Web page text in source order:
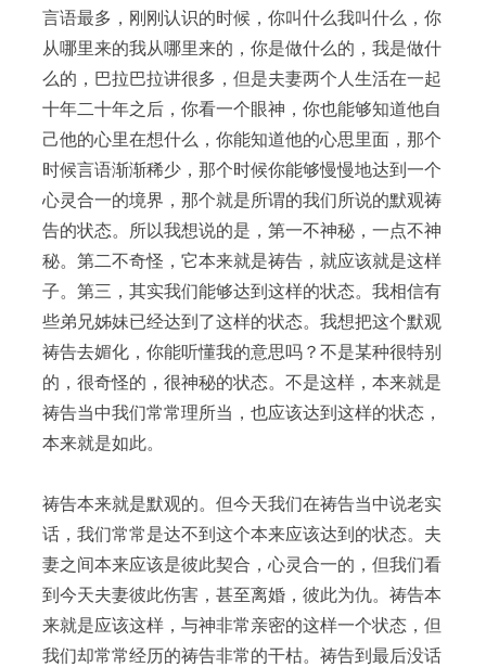
言语最多，刚刚认识的时候，你叫什么我叫什么，你
从哪里来的我从哪里来的，你是做什么的，我是做什
么的，巴拉巴拉讲很多，但是夫妻两个人生活在一起
十年二十年之后，你看一个眼神，你也能够知道他自
己他的心里在想什么，你能知道他的心思里面，那个
时候言语渐渐稀少，那个时候你能够慢慢地达到一个
心灵合一的境界，那个就是所谓的我们所说的默观祷
告的状态。所以我想说的是，第一不神秘，一点不神
秘。第二不奇怪，它本来就是祷告，就应该就是这样
子。第三，其实我们能够达到这样的状态。我相信有
些弟兄姊妹已经达到了这样的状态。我想把这个默观
祷告去媚化，你能听懂我的意思吗？不是某种很特别
的，很奇怪的，很神秘的状态。不是这样，本来就是
祷告当中我们常常理所当，也应该达到这样的状态，
本来就是如此。
祷告本来就是默观的。但今天我们在祷告当中说老实
话，我们常常是达不到这个本来应该达到的状态。夫
妻之间本来应该是彼此契合，心灵合一的，但我们看
到今天夫妻彼此伤害，甚至离婚，彼此为仇。祷告本
来就是应该这样，与神非常亲密的这样一个状态，但
我们却常常经历的祷告非常的干枯。祷告到最后没话